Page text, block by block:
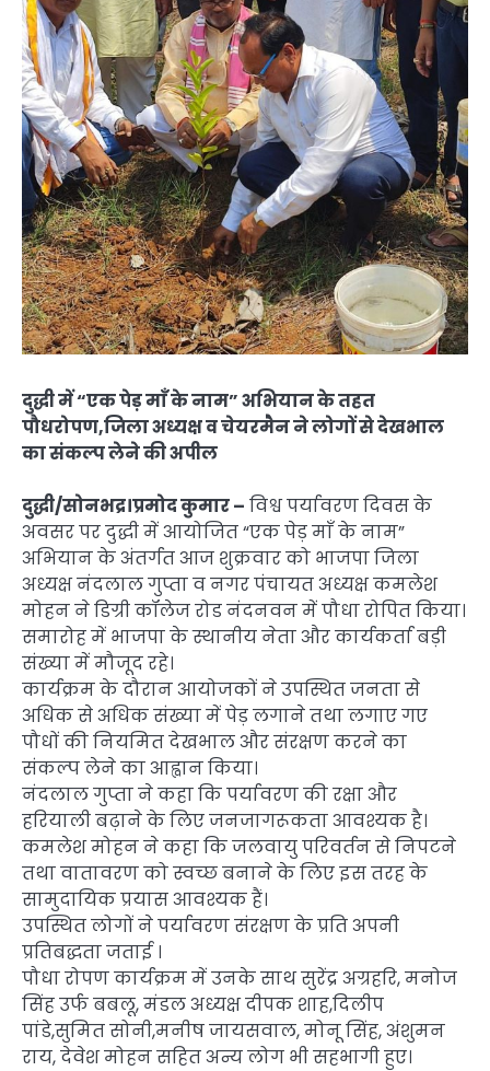
दुद्धी में “एक पेड़ माँ के नाम” अभियान के तहत
पौधरोपण,जिला अध्यक्ष व चेयरमैन ने लोगों से देखभाल
का संकल्प लेने की अपील
दुद्धी/सोनभद्र।प्रमोद कुमार – विश्व पर्यावरण दिवस के
अवसर पर दुद्धी में आयोजित “एक पेड़ माँ के नाम”
अभियान के अंतर्गत आज शुक्रवार को भाजपा जिला
अध्यक्ष नंदलाल गुप्ता व नगर पंचायत अध्यक्ष कमलेश
मोहन ने डिग्री कॉलेज रोड नंदनवन में पौधा रोपित किया।
समारोह में भाजपा के स्थानीय नेता और कार्यकर्ता बड़ी
संख्या में मौजूद रहे।
कार्यक्रम के दौरान आयोजकों ने उपस्थित जनता से
अधिक से अधिक संख्या में पेड़ लगाने तथा लगाए गए
पौधों की नियमित देखभाल और संरक्षण करने का
संकल्प लेने का आह्वान किया।
नंदलाल गुप्ता ने कहा कि पर्यावरण की रक्षा और
हरियाली बढ़ाने के लिए जनजागरूकता आवश्यक है।
कमलेश मोहन ने कहा कि जलवायु परिवर्तन से निपटने
तथा वातावरण को स्वच्छ बनाने के लिए इस तरह के
सामुदायिक प्रयास आवश्यक हैं।
उपस्थित लोगों ने पर्यावरण संरक्षण के प्रति अपनी
प्रतिबद्धता जताई ।
पौधा रोपण कार्यक्रम में उनके साथ सुरेंद्र अग्रहरि, मनोज
सिंह उर्फ बबलू, मंडल अध्यक्ष दीपक शाह,दिलीप
पांडे,सुमित सोनी,मनीष जायसवाल, मोनू सिंह, अंशुमन
राय, देवेश मोहन सहित अन्य लोग भी सहभागी हुए।